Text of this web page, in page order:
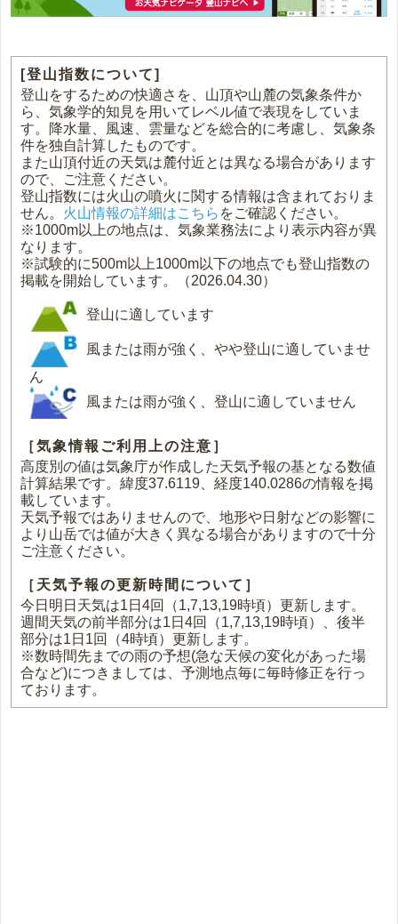
[登山指数について]
登山をするための快適さを、山頂や山麓の気象条件か
ら、気象学的知見を用いてレベル値で表現をしていま
す。降水量、風速、雲量などを総合的に考慮し、気象条
件を独自計算したものです。
また山頂付近の天気は麓付近とは異なる場合があります
ので、ご注意ください。
登山指数には火山の噴火に関する情報は含まれておりま
せん。 火山情報の詳細はこちら をご確認ください。
※1000m以上の地点は、気象業務法により表示内容が異
なります。
※試験的に500m以上1000m以下の地点でも登山指数の
掲載を開始しています。（2026.04.30）
登山に適しています
風または雨が強く、やや登山に適していませ
ん
風または雨が強く、登山に適していません
［気象情報ご利用上の注意］
高度別の値は気象庁が作成した天気予報の基となる数値
計算結果です。緯度37.6119、経度140.0286の情報を掲
載しています。
天気予報ではありませんので、地形や日射などの影響に
より山岳では値が大きく異なる場合がありますので十分
ご注意ください。
［天気予報の更新時間について］
今日明日天気は1日4回（1,7,13,19時頃）更新します。
週間天気の前半部分は1日4回（1,7,13,19時頃）、後半
部分は1日1回（4時頃）更新します。
※数時間先までの雨の予想(急な天候の変化があった場
合など)につきましては、予測地点毎に毎時修正を行っ
ております。